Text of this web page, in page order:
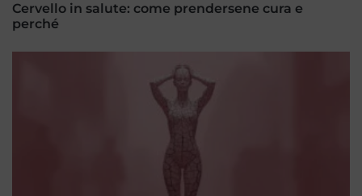
Cervello in salute: come prendersene cura e
perché